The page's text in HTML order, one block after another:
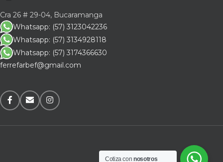
Cra 26 # 29-04, Bucaramanga
Whatsapp: (57) 3123042236
Whatsapp: (57) 3134928118
Whatsapp: (57) 3174366630
ferrefarbef@gmail.com
Cotiza connosotros